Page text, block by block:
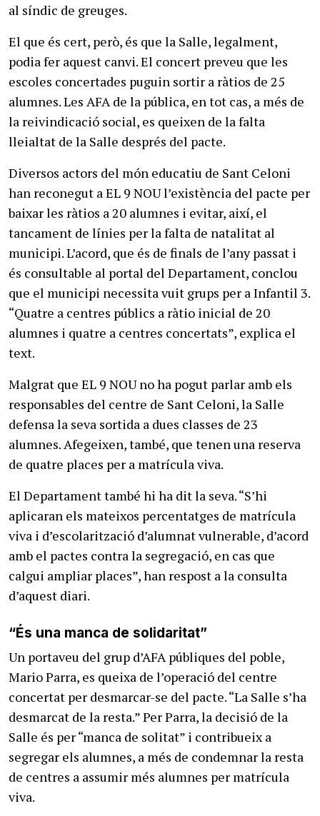
al síndic de greuges.
El que és cert, però, és que la Salle, legalment,
podia fer aquest canvi. El concert preveu que les
escoles concertades puguin sortir a ràtios de 25
alumnes. Les AFA de la pública, en tot cas, a més de
la reivindicació social, es queixen de la falta
lleialtat de la Salle després del pacte.
Diversos actors del món educatiu de Sant Celoni
han reconegut a EL 9 NOU l’existència del pacte per
baixar les ràtios a 20 alumnes i evitar, així, el
tancament de línies per la falta de natalitat al
municipi. L’acord, que és de finals de l’any passat i
és consultable al portal del Departament, conclou
que el municipi necessita vuit grups per a Infantil 3.
“Quatre a centres públics a ràtio inicial de 20
alumnes i quatre a centres concertats”, explica el
text.
Malgrat que EL 9 NOU no ha pogut parlar amb els
responsables del centre de Sant Celoni, la Salle
defensa la seva sortida a dues classes de 23
alumnes. Afegeixen, també, que tenen una reserva
de quatre places per a matrícula viva.
El Departament també hi ha dit la seva. “S’hi
aplicaran els mateixos percentatges de matrícula
viva i d’escolarització d’alumnat vulnerable, d’acord
amb el pactes contra la segregació, en cas que
calgui ampliar places”, han respost a la consulta
d’aquest diari.
“És una manca de solidaritat”
Un portaveu del grup d’AFA públiques del poble,
Mario Parra, es queixa de l’operació del centre
concertat per desmarcar-se del pacte. “La Salle s’ha
desmarcat de la resta.” Per Parra, la decisió de la
Salle és per “manca de solitat” i contribueix a
segregar els alumnes, a més de condemnar la resta
de centres a assumir més alumnes per matrícula
viva.